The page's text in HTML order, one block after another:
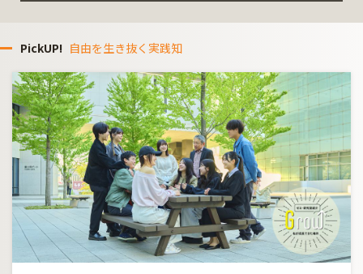
PickUP! 自由を生き抜く実践知